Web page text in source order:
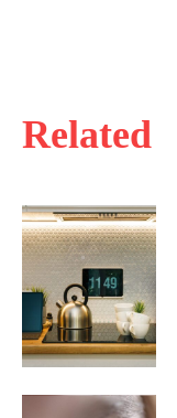
Related